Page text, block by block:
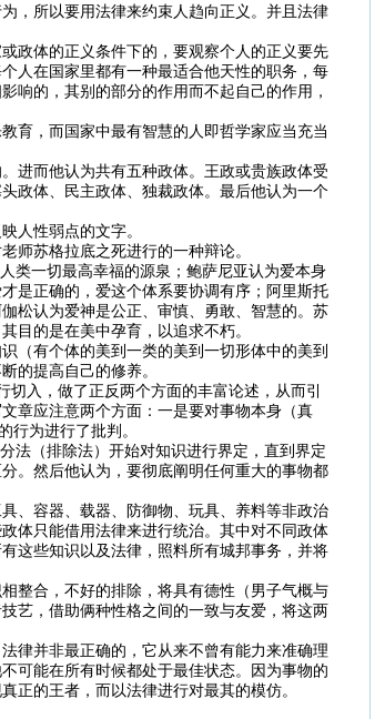
，所以要用法律来约束人趋向正义。并且法律
政体的正义条件下的，要观察个人的正义要先
人在国家里都有一种最适合他天性的职务，每
响的，其别的部分的作用而不起自己的作用，
育，而国家中最有智慧的人即哲学家应当充当
进而他认为共有五种政体。王政或贵族政体受
政体、民主政体、独裁政体。最后他认为一个
人性弱点的文字。
师苏格拉底之死进行的一种辩论。
类一切最高幸福的源泉；鲍萨尼亚认为爱本身
是正确的，爱这个体系要协调有序；阿里斯托
松认为爱神是公正、审慎、勇敢、智慧的。苏
目的是在美中孕育，以追求不朽。
（有个体的美到一类的美到一切形体中的美到
的提高自己的修养。
切入，做了正反两个方面的丰富论述，从而引
章应注意两个方面：一是要对事物本身（真
行为进行了批判。
法（排除法）开始对知识进行界定，直到界定
。然后他认为，要彻底阐明任何重大的事物都
、容器、载器、防御物、玩具、养料等非政治
体只能借用法律来进行统治。其中对不同政体
这些知识以及法律，照料所有城邦事务，并将
整合，不好的排除，将具有德性（男子气概与
艺，借助俩种性格之间的一致与友爱，将这两
律并非最正确的，它从来不曾有能力来准确理
可能在所有时候都处于最佳状态。因为事物的
正的王者，而以法律进行对最其的模仿。